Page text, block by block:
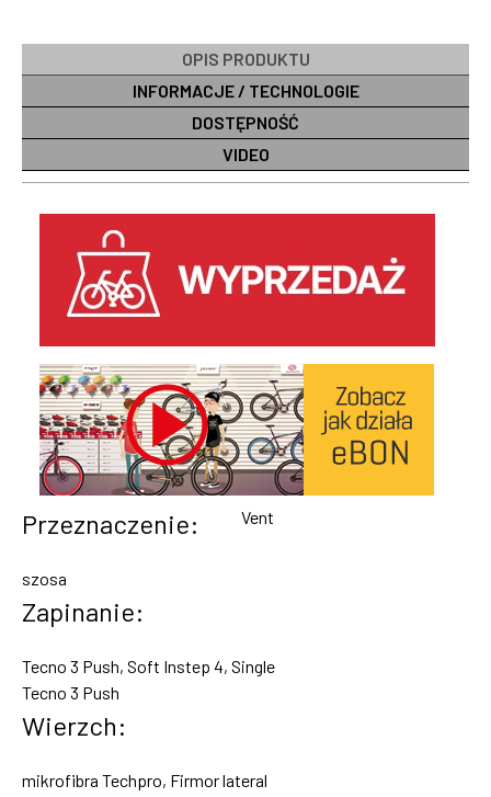
OPIS PRODUKTU
INFORMACJE / TECHNOLOGIE
DOSTĘPNOŚĆ
VIDEO
Przeznaczenie:
szosa
Zapinanie:
Tecno 3 Push, Soft Instep 4, Single
Tecno 3 Push
Wierzch:
mikrofibra Techpro, Firmor lateral
Vent